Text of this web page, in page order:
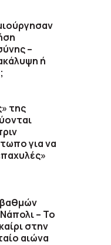
–
ή
της
για να
– Το
στην
αιώνα